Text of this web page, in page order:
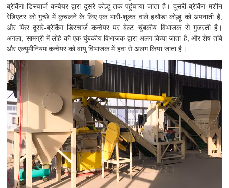
ब्रेकिंग डिस्चार्ज कन्वेयर द्वारा दूसरे कोल्हू तक पहुंचाया जाता है। दूसरी-ब्रेकिंग मशीन
रेडिएटर को गुच्छे में कुचलने के लिए एक भारी-शुल्क वाले हथौड़ा कोल्हू को अपनाती है,
और फिर दूसरे-ब्रेकिंग डिस्चार्ज कन्वेयर पर बेल्ट चुंबकीय विभाजक से गुजरती है।
अगला, सामग्री में लोहे को एक चुंबकीय विभाजक द्वारा अलग किया जाता है, और शेष तांबे
और एल्यूमीनियम कन्वेयर को वायु विभाजक में हवा से अलग किया जाता है।